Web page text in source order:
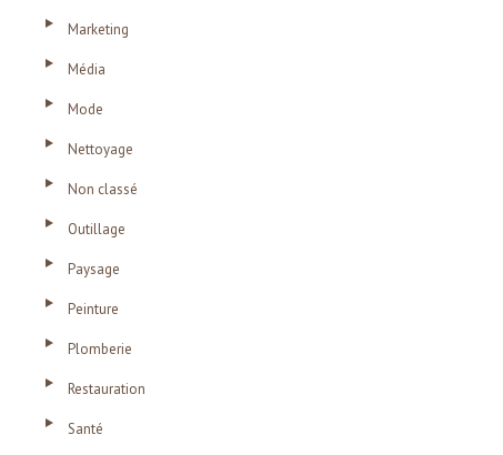
Marketing
Média
Mode
Nettoyage
Non classé
Outillage
Paysage
Peinture
Plomberie
Restauration
Santé